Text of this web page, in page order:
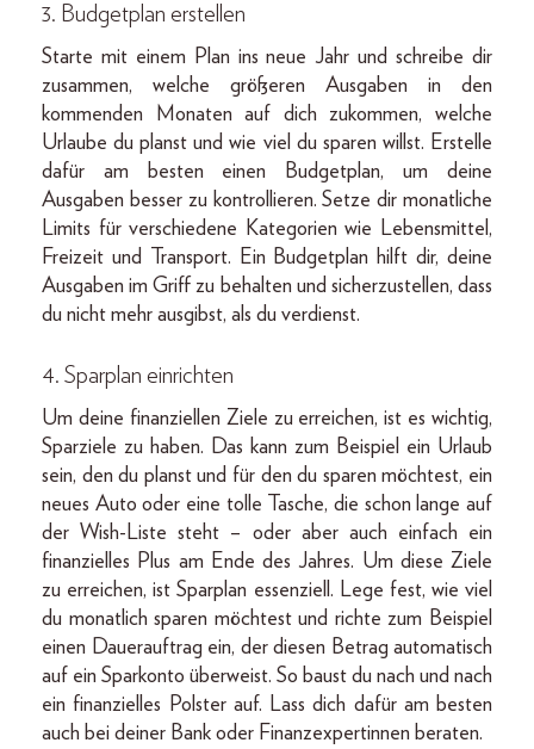
3. Budgetplan erstellen
Starte mit einem Plan ins neue Jahr und schreibe dir
zusammen, welche größeren Ausgaben in den
kommenden Monaten auf dich zukommen, welche
Urlaube du planst und wie viel du sparen willst. Erstelle
dafür am besten einen Budgetplan, um deine
Ausgaben besser zu kontrollieren. Setze dir monatliche
Limits für verschiedene Kategorien wie Lebensmittel,
Freizeit und Transport. Ein Budgetplan hilft dir, deine
Ausgaben im Griff zu behalten und sicherzustellen, dass
du nicht mehr ausgibst, als du verdienst.
4. Sparplan einrichten
Um deine finanziellen Ziele zu erreichen, ist es wichtig,
Sparziele zu haben. Das kann zum Beispiel ein Urlaub
sein, den du planst und für den du sparen möchtest, ein
neues Auto oder eine tolle Tasche, die schon lange auf
der Wish-Liste steht – oder aber auch einfach ein
finanzielles Plus am Ende des Jahres. Um diese Ziele
zu erreichen, ist Sparplan essenziell. Lege fest, wie viel
du monatlich sparen möchtest und richte zum Beispiel
einen Dauerauftrag ein, der diesen Betrag automatisch
auf ein Sparkonto überweist. So baust du nach und nach
ein finanzielles Polster auf. Lass dich dafür am besten
auch bei deiner Bank oder Finanzexpertinnen beraten.